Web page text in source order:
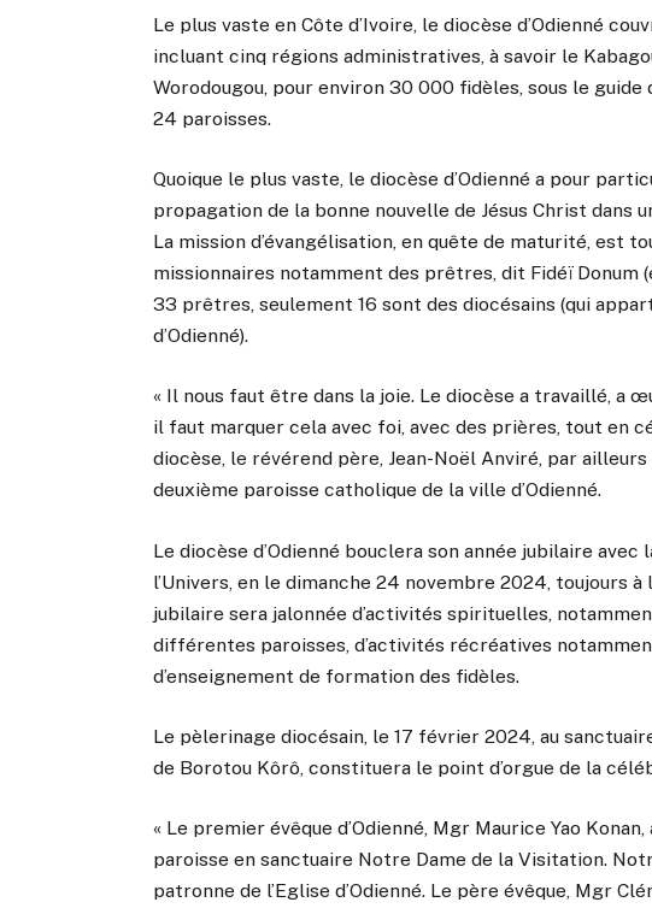
Le plus vaste en Côte d’Ivoire, le diocèse d’Odienné
incluant cinq régions administratives, à savoir le
Worodougou, pour environ 30 000 fidèles, sous le
24 paroisses.
Quoique le plus vaste, le diocèse d’Odienné a pour
propagation de la bonne nouvelle de Jésus Christ
La mission d’évangélisation, en quête de maturité, est
missionnaires notamment des prêtres, dit Fidéï Donum
33 prêtres, seulement 16 sont des diocésains (qui
d’Odienné).
« Il nous faut être dans la joie. Le diocèse a travaillé, a
il faut marquer cela avec foi, avec des prières, tout en
diocèse, le révérend père, Jean-Noël Anviré, par
deuxième paroisse catholique de la ville d’Odienné.
Le diocèse d’Odienné bouclera son année jubilaire
l’Univers, en le dimanche 24 novembre 2024, toujours à
jubilaire sera jalonnée d’activités spirituelles,
différentes paroisses, d’activités récréatives
d’enseignement de formation des fidèles.
Le pèlerinage diocésain, le 17 février 2024, au
de Borotou Kôrô, constituera le point d’orgue de la
« Le premier évêque d’Odienné, Mgr Maurice Yao
paroisse en sanctuaire Notre Dame de la Visitation.
patronne de l’Eglise d’Odienné. Le père évêque, Mgr